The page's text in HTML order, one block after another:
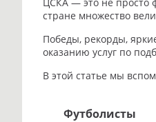
стране множество
Победы, рекорды,
оказанию услуг по
В этой статье мы
Футболисты